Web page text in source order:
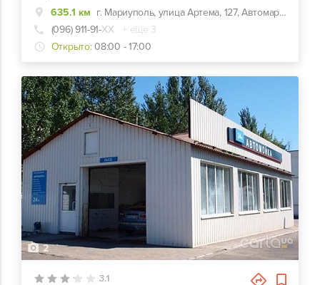
635.1 км
г. Мариуполь, улица Артема, 127, Автомаркет "Евразия"
(096) 911-91-ХХ
+ еще 3
Открыто: 08:00 - 17:00
2
3.1